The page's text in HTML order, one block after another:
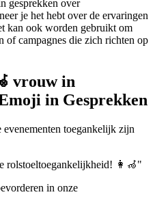
gesprekken over
je het hebt over de ervaringen
kan ook worden gebruikt om
of campagnes die zich richten op
vrouw in
in Gesprekken
toegankelijk zijn
rolstoeltoegankelijkheid! 👩‍🦽"
in onze